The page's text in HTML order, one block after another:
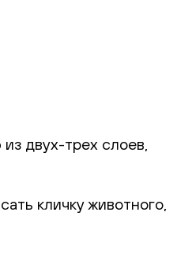
двух-трех слоев,
кличку животного,